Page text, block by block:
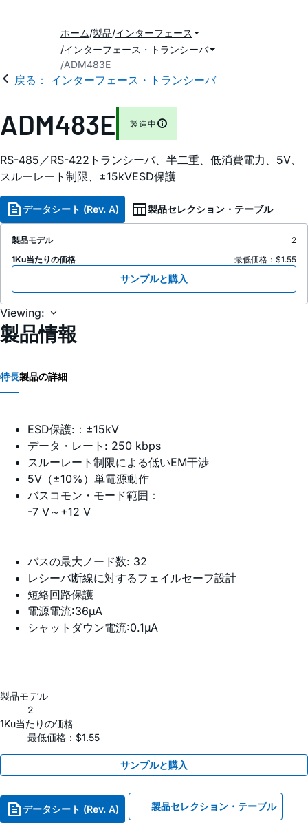
ホーム 製品 インターフェース
インターフェース・トランシーバ
ADM483E
戻る： インターフェース・トランシーバ
ADM483E 製造中
RS-485／RS-422トランシーバ、半二重、低消費電力、5V、
スルーレート制限、±15kVESD保護
データシート (Rev. A) 製品セレクション・テーブル
製品モデル
2
1Ku当たりの価格
最低価格：$1.55
サンプルと購入
Viewing:
製品情報
特長製品の詳細
ESD保護:：±15kV
データ・レート: 250 kbps
スルーレート制限による低いEM干渉
5V（±10%）単電源動作
バスコモン・モード範囲：
-7 V～+12 V
バスの最大ノード数: 32
レシーバ断線に対するフェイルセーフ設計
短絡回路保護
電源電流:36µA
シャットダウン電流:0.1µA
製品モデル
2
1Ku当たりの価格
最低価格：$1.55
サンプルと購入
データシート (Rev. A) 製品セレクション・テーブル